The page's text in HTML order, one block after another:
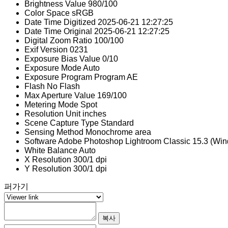
Brightness Value 980/100
Color Space sRGB
Date Time Digitized 2025-06-21 12:27:25
Date Time Original 2025-06-21 12:27:25
Digital Zoom Ratio 100/100
Exif Version 0231
Exposure Bias Value 0/10
Exposure ModeAuto
Exposure Program Program AE
Flash No Flash
Max Aperture Value 169/100
Metering Mode Spot
Resolution Unit inches
Scene Capture Type Standard
Sensing Method Monochrome area
SoftwareAdobe Photoshop Lightroom Classic 15.3
White BalanceAuto
X Resolution 300/1 dpi
Y Resolution 300/1 dpi
퍼가기
복사